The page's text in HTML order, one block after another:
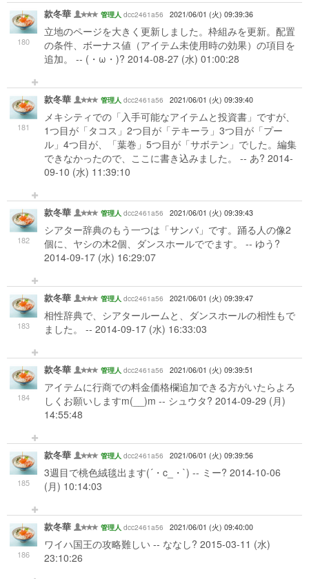
180
款冬華 管理人 dcc2461a56 2021/06/01 (火) 09:39:36
立地のページを大きく更新しました。枠組みを更新。配置
の条件、ボーナス値（アイテム未使用時の効果）の項目を
追加。 -- (・ω・)? 2014-08-27 (水) 01:00:28
181
款冬華 管理人 dcc2461a56 2021/06/01 (火) 09:39:40
メキシティでの「入手可能なアイテムと投資書」ですが、
1つ目が「タコス」2つ目が「テキーラ」3つ目が「プー
ル」4つ目が、「葉巻」5つ目が「サボテン」でした。編集
できなかったので、ここに書き込みました。 -- あ? 2014-
09-10 (水) 11:39:10
182
款冬華 管理人 dcc2461a56 2021/06/01 (火) 09:39:43
シアター辞典のもう一つは「サンバ」です。踊る人の像2
個に、ヤシの木2個、ダンスホールででます。 -- ゆう?
2014-09-17 (水) 16:29:07
183
款冬華 管理人 dcc2461a56 2021/06/01 (火) 09:39:47
相性辞典で、シアタールームと、ダンスホールの相性もで
ました。 -- 2014-09-17 (水) 16:33:03
184
款冬華 管理人 dcc2461a56 2021/06/01 (火) 09:39:51
アイテムに行商での料金価格欄追加できる方がいたらよろ
しくお願いしますm(__)m -- シュウタ? 2014-09-29 (月)
14:55:48
185
款冬華 管理人 dcc2461a56 2021/06/01 (火) 09:39:56
3週目で桃色絨毯出ます(´・c_・`) -- ミー? 2014-10-06
(月) 10:14:03
186
款冬華 管理人 dcc2461a56 2021/06/01 (火) 09:40:00
ワイハ国王の攻略難しい -- ななし? 2015-03-11 (水)
23:10:26